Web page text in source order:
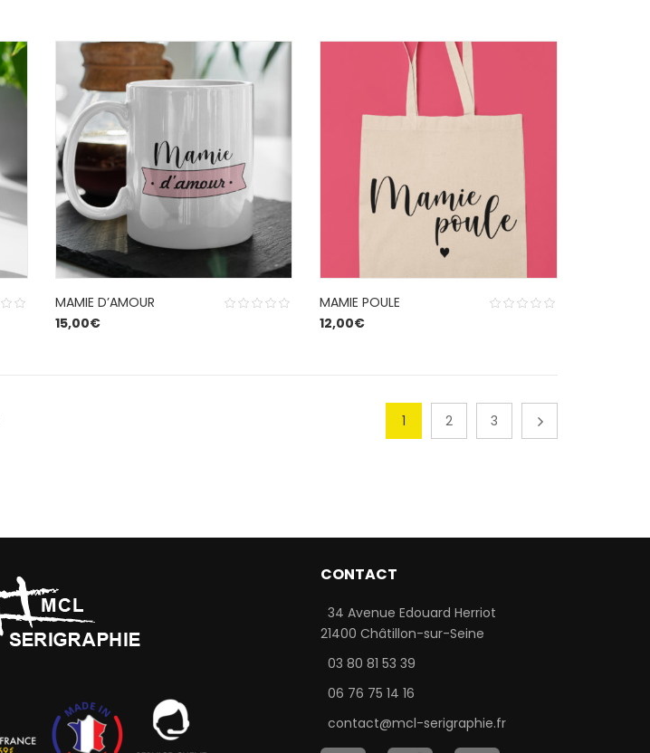
MAMIE D’AMOUR
15,00€
MAMIE POULE
12,00€
1 2 3
CONTACT
34 Avenue Edouard Herriot
21400 Châtillon-sur-Seine
03 80 81 53 39
06 76 75 14 16
contact@mcl-serigraphie.fr